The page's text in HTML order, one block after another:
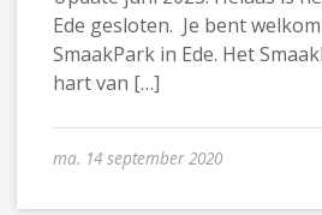
Ede gesloten. Je bent
SmaakPark in Ede. Het
hart van […]
ma. 14 september 2020